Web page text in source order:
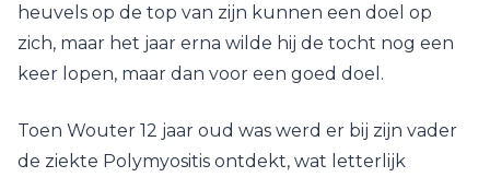
heuvels op de top van zijn kunnen een doel op
zich, maar het jaar erna wilde hij de tocht nog een
keer lopen, maar dan voor een goed doel.
Toen Wouter 12 jaar oud was werd er bij zijn vader
de ziekte Polymyositis ontdekt, wat letterlijk